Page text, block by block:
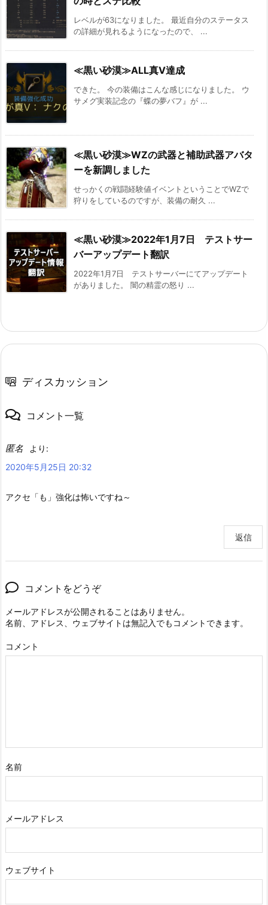
レベルが63になりました。 最近自分のステータス
の詳細が見れるようになったので、 ...
≪黒い砂漠≫ALL真V達成
できた。 今の装備はこんな感じになりました。 ウ
サメグ実装記念の『蝶の夢バフ』が ...
≪黒い砂漠≫WZの武器と補助武器アバタ
ーを新調しました
せっかくの戦闘経験値イベントということでWZで
狩りをしているのですが、装備の耐久 ...
≪黒い砂漠≫2022年1月7日 テストサー
バーアップデート翻訳
2022年1月7日 テストサーバーにてアップデート
がありました。 闇の精霊の怒り ...
ディスカッション
コメント一覧
匿名
より:
2020年5月25日 20:32
アクセ「も」強化は怖いですね～
返信
コメントをどうぞ
メールアドレスが公開されることはありません。
名前、アドレス、ウェブサイトは無記入でもコメントできます。
コメント
名前
メールアドレス
ウェブサイト